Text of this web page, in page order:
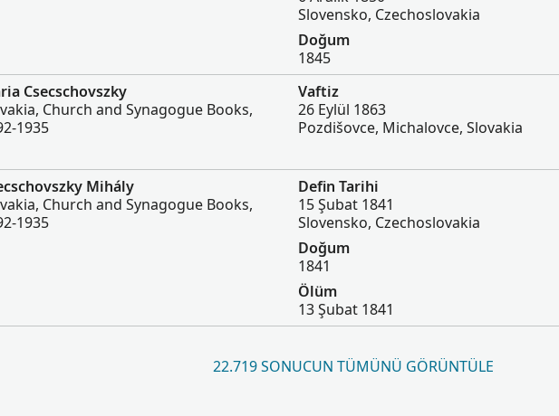
Slovensko, Czechoslovakia
Doğum
1845
Csecschovszky
Church and Synagogue Books,
1935
Vaftiz
26 Eylül 1863
Pozdišovce, Michalovce, Slovakia
Mihály
Church and Synagogue Books,
1935
Defin Tarihi
15 Şubat 1841
Slovensko, Czechoslovakia
Doğum
1841
Ölüm
13 Şubat 1841
22.719 SONUCUN TÜMÜNÜ GÖRÜNTÜLE